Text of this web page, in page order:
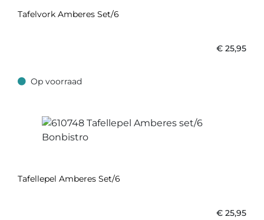
Tafelvork Amberes Set/6
€ 25,95
Op voorraad
Op voorraad
Tafellepel Amberes Set/6
€ 25,95